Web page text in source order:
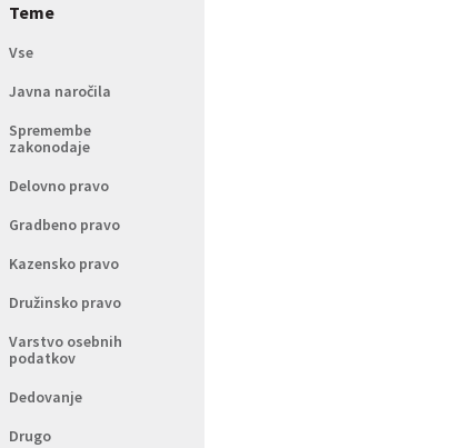
Teme
Vse
Javna naročila
Spremembe
zakonodaje
Delovno pravo
Gradbeno pravo
Kazensko pravo
Družinsko pravo
Varstvo osebnih
podatkov
Dedovanje
Drugo